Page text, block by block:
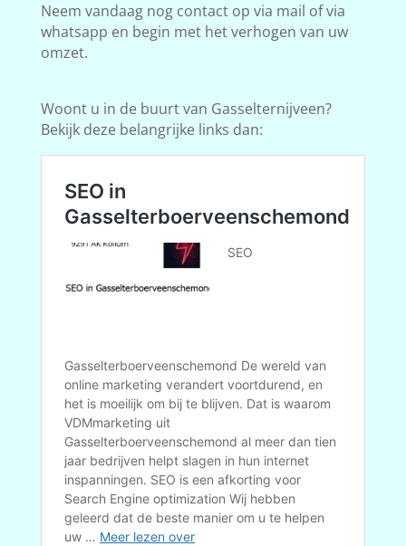
Neem vandaag nog contact op via mail of via
whatsapp en begin met het verhogen van uw
omzet.
Woont u in de buurt van Gasselternijveen?
Bekijk deze belangrijke links dan: